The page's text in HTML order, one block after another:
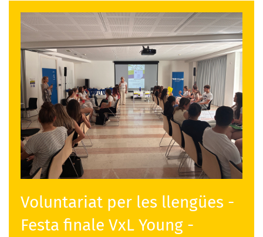
Voluntariat per les llengües -
Festa finale VxL Young -